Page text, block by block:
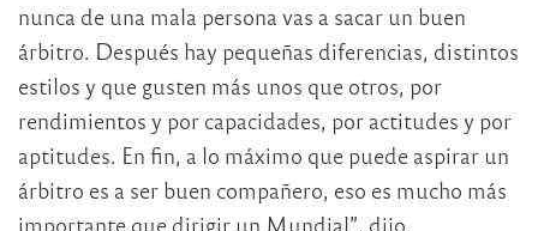
nunca de una mala persona vas a sacar un buen
árbitro. Después hay pequeñas diferencias, distintos
estilos y que gusten más unos que otros, por
rendimientos y por capacidades, por actitudes y por
aptitudes. En fin, a lo máximo que puede aspirar un
árbitro es a ser buen compañero, eso es mucho más
importante que dirigir un Mundial”, dijo.